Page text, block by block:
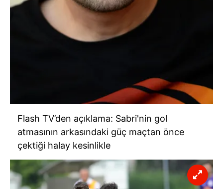
Flash TV’den açıklama: Sabri'nin gol
atmasının arkasındaki güç maçtan önce
çektiği halay kesinlikle